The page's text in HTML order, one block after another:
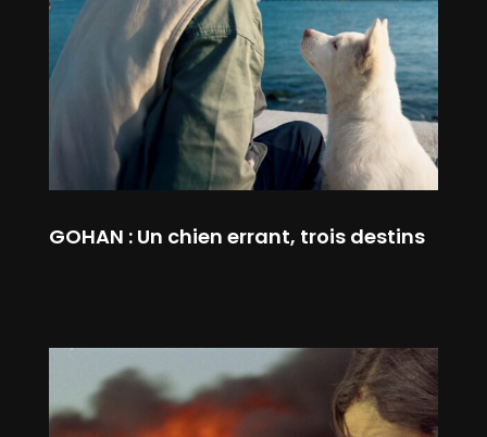
GOHAN : Un chien errant, trois destins